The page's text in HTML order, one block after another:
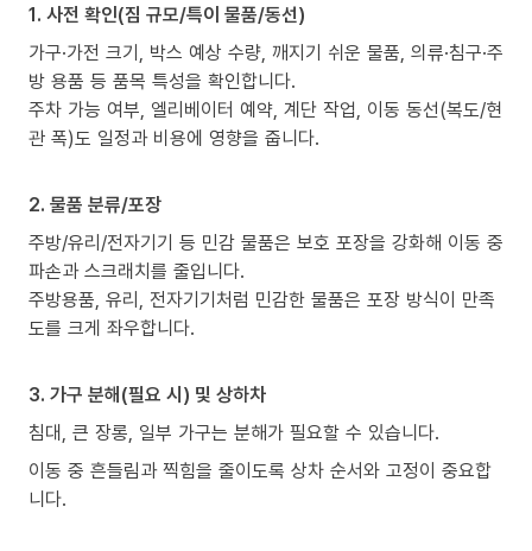
1. 사전 확인(짐 규모/특이 물품/동선)
가구·가전 크기, 박스 예상 수량, 깨지기 쉬운 물품, 의류·침구·주
방 용품 등 품목 특성을 확인합니다.
주차 가능 여부, 엘리베이터 예약, 계단 작업, 이동 동선(복도/현
관 폭)도 일정과 비용에 영향을 줍니다.
2. 물품 분류/포장
주방/유리/전자기기 등 민감 물품은 보호 포장을 강화해 이동 중
파손과 스크래치를 줄입니다.
주방용품, 유리, 전자기기처럼 민감한 물품은 포장 방식이 만족
도를 크게 좌우합니다.
3. 가구 분해(필요 시) 및 상하차
침대, 큰 장롱, 일부 가구는 분해가 필요할 수 있습니다.
이동 중 흔들림과 찍힘을 줄이도록 상차 순서와 고정이 중요합
니다.